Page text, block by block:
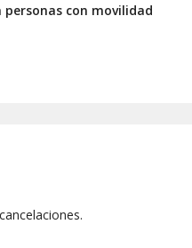
con movilidad